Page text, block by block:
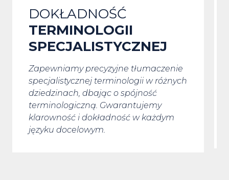
ZGODNOŚĆ Z
NORMAMI
Twoje tłumaczenie zostanie
wykonane przez specjalistę z obszerną
wiedzą na temat norm jakościowych,
takich jak ISO czy HACCP. Dzięki temu
masz pewność, że Twoje dokumenty
będą zgodne z wymaganiami
branżowymi na każdym etapie.